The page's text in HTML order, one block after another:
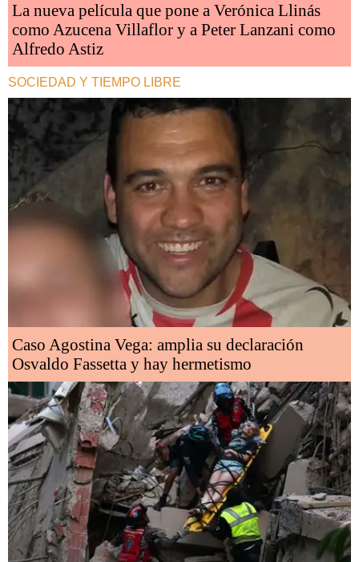
La nueva película que pone a Verónica Llinás
como Azucena Villaflor y a Peter Lanzani como
Alfredo Astiz
SOCIEDAD Y TIEMPO LIBRE
Caso Agostina Vega: amplia su declaración
Osvaldo Fassetta y hay hermetismo